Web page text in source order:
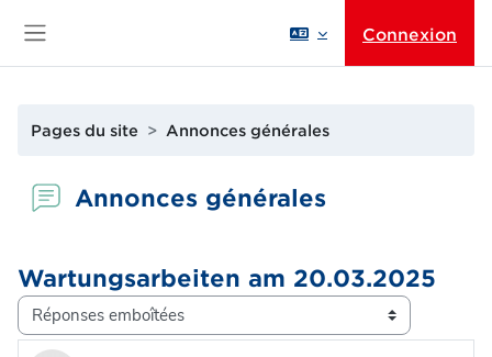
Connexion
Pages du site Annonces générales
Annonces générales
Wartungsarbeiten am 20.03.2025
Type d’affichage